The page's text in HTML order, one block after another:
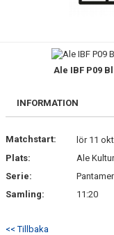
NYHETSARKIV
MEDLEMSKAP
Ale IBF P09
INFORMATION
Matchstart:
lör 11
Plats:
Ale
Serie:
Samling:
11:20
<< Tillbaka